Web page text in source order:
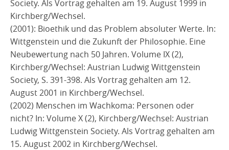
Society. Als Vortrag gehalten am 19. August 1999 in
Kirchberg/Wechsel.
(2001): Bioethik und das Problem absoluter Werte. In:
Wittgenstein und die Zukunft der Philosophie. Eine
Neubewertung nach 50 Jahren. Volume IX (2),
Kirchberg/Wechsel: Austrian Ludwig Wittgenstein
Society, S. 391-398. Als Vortrag gehalten am 12.
August 2001 in Kirchberg/Wechsel.
(2002) Menschen im Wachkoma: Personen oder
nicht? In: Volume X (2), Kirchberg/Wechsel: Austrian
Ludwig Wittgenstein Society. Als Vortrag gehalten am
15. August 2002 in Kirchberg/Wechsel.